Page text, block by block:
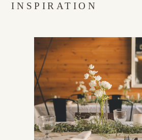
INSPIRATION